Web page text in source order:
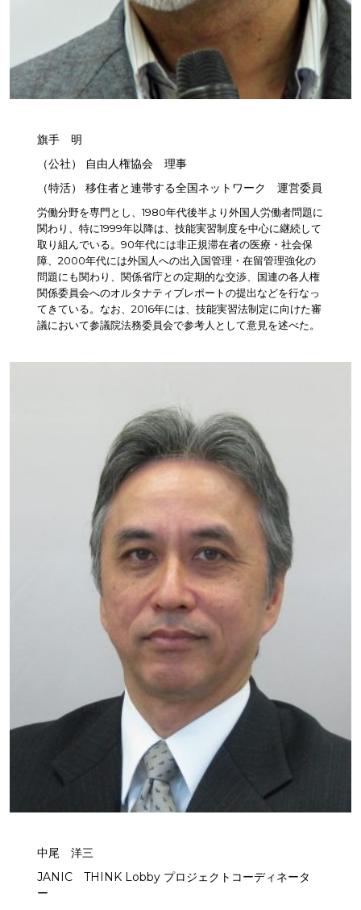
旗手 明
（公社） 自由人権協会 理事
（特活） 移住者と連帯する全国ネットワーク 運営委員
労働分野を専門とし、1980年代後半より外国人労働者問題に
関わり、特に1999年以降は、技能実習制度を中心に継続して
取り組んでいる。90年代には非正規滞在者の医療・社会保
障、2000年代には外国人への出入国管理・在留管理強化の
問題にも関わり、関係省庁との定期的な交渉、国連の各人権
関係委員会へのオルタナティブレポートの提出などを行なっ
てきている。なお、2016年には、技能実習法制定に向けた審
議において参議院法務委員会で参考人として意見を述べた。
中尾 洋三
JANIC THINK Lobby プロジェクトコーディネータ
ー